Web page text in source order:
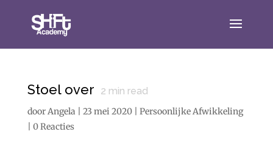
Stoel over 2 min read
doorAngela 23 mei 2020| Persoonlijke Afwikkeling
0 Reacties